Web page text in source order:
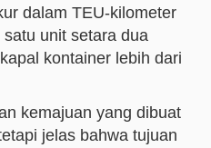
dalam TEU-kilometer
unit setara dua
kontainer lebih dari
kemajuan yang dibuat
jelas bahwa tujuan